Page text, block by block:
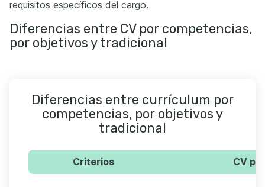
requisitos específicos del cargo.
Diferencias entre CV por competencias,
por objetivos y tradicional
Diferencias entre currículum por
competencias, por objetivos y
tradicional
Criterios CV